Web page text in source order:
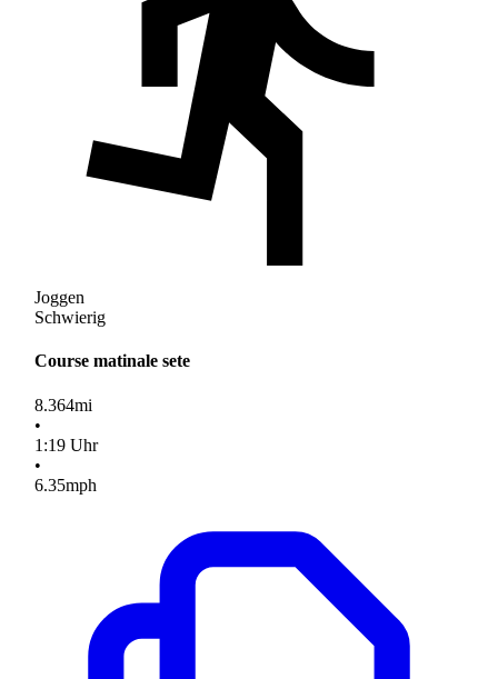
Joggen
Schwierig
Course matinale sete
8.364mi
•
1 :19Uhr
•
6.35mph